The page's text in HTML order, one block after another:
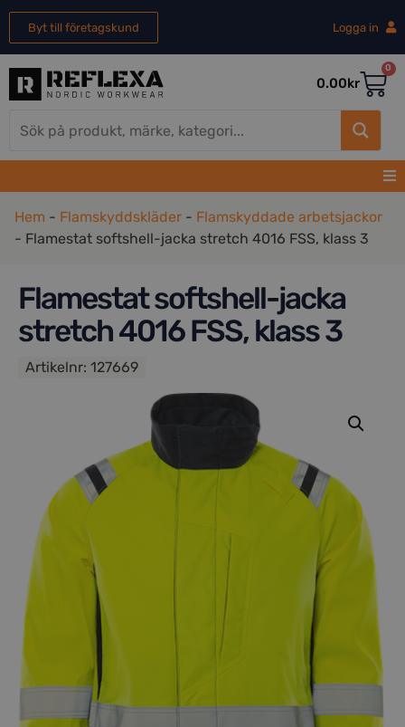
Byt till företagskund Logga in
0.00kr
0
Hem - Flamskyddskläder - Flamskyddade arbetsjackor
- Flamestat softshell-jacka stretch 4016 FSS, klass 3
Flamestat softshell-jacka
stretch 4016 FSS, klass 3
Artikelnr: 127669